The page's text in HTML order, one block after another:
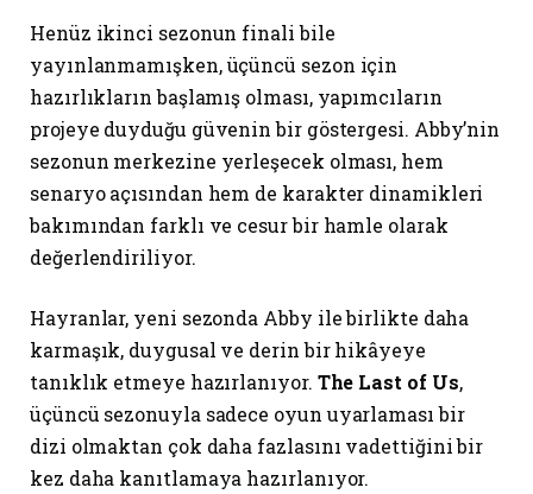
Henüz ikinci sezonun finali bile
yayınlanmamışken, üçüncü sezon için
hazırlıkların başlamış olması, yapımcıların
projeye duyduğu güvenin bir göstergesi. Abby’nin
sezonun merkezine yerleşecek olması, hem
senaryo açısından hem de karakter dinamikleri
bakımından farklı ve cesur bir hamle olarak
değerlendiriliyor.
Hayranlar, yeni sezonda Abby ile birlikte daha
karmaşık, duygusal ve derin bir hikâyeye
tanıklık etmeye hazırlanıyor. The Last of Us,
üçüncü sezonuyla sadece oyun uyarlaması bir
dizi olmaktan çok daha fazlasını vadettiğini bir
kez daha kanıtlamaya hazırlanıyor.